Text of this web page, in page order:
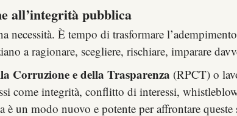
all’integrità pubblica
necessità. È tempo di trasformare
a ragionare, scegliere, rischiare, imparare
Corruzione e della Trasparenza (RPCT) o
come integrità, conflitto di interessi,
un modo nuovo e potente per affrontare queste